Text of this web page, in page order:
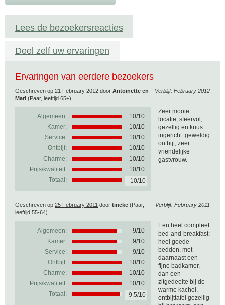
Lees de bezoekersreacties
Deel zelf uw ervaringen
Ervaringen van eerdere bezoekers
Verblijf: February 2012
Geschreven op 21 February 2012 door Antoinette en
Mari (Paar, leeftijd 65+)
Algemeen: 10/10
Kamer:
10/10
Service:
10/10
Ontbijt:
10/10
Charme:
10/10
Prijs/kwaliteit:
10/10
Totaal:
10/10
Zeer mooie
locatie, sfeervol,
gezellig en knus
ingericht. geweldig
ontbijt, zeer
vriendelijke
gastvrouw.
Verblijf: February 2011
Geschreven op 25 February 2011 door tineke (Paar,
leeftijd 55-64)
Algemeen: 9/10
Kamer:
9/10
Service:
9/10
Ontbijt:
10/10
Charme:
10/10
Prijs/kwaliteit:
10/10
Totaal:
9.5/10
Een heel compleet
bed-and-breakfast:
heel goede
bedden, met
daarnaast een
fijne badkamer,
dan een
zitgedeelte bij de
warme kachel,
ontbijttafel gezellig